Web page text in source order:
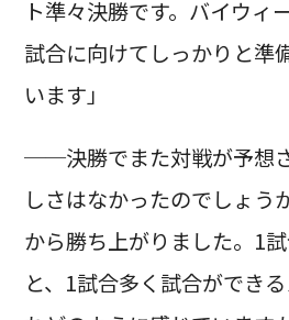
ト準々決勝です。バイウィ
試合に向けてしっかりと準
います」
──決勝でまた対戦が予想
しさはなかったのでしょう
から勝ち上がりました。1
と、1試合多く試合ができ